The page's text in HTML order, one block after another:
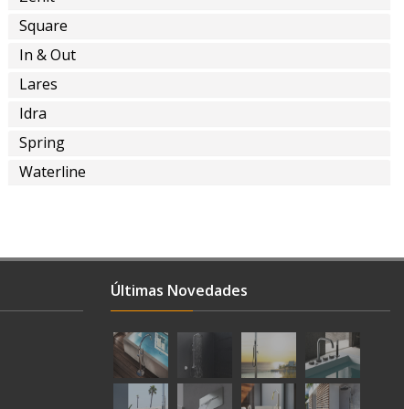
Square
In & Out
Lares
Idra
Spring
Waterline
Últimas Novedades